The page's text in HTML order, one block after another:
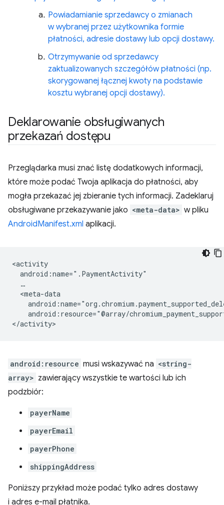
Powiadamianie sprzedawcy o zmianach
w wybranej przez użytkownika formie
płatności, adresie dostawy lub opcji dostawy.
Otrzymywanie od sprzedawcy
zaktualizowanych szczegółów płatności (np.
skorygowanej łącznej kwoty na podstawie
kosztu wybranej opcji dostawy).
Deklarowanie obsługiwanych
przekazań dostępu
Przeglądarka musi znać listę dodatkowych informacji,
które może podać Twoja aplikacja do płatności, aby
mogła przekazać jej zbieranie tych informacji. Zadeklaruj
obsługiwane przekazywanie jako <meta-data> w pliku
AndroidManifest.xml aplikacji.
android:resource="@array/
android:resource musi wskazywać na <string-
array> zawierający wszystkie te wartości lub ich
podzbiór:
payerName
payerEmail
payerPhone
shippingAddress
Poniższy przykład może podać tylko adres dostawy
i adres e-mail płatnika.